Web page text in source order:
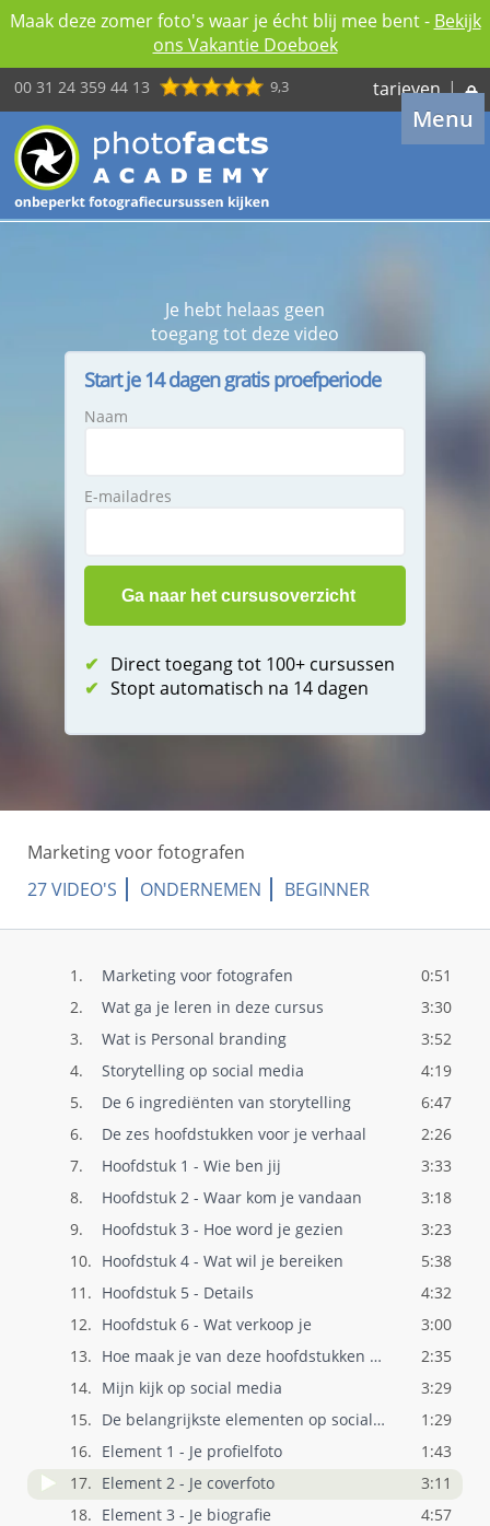
Maak deze zomer foto's waar je écht blij mee bent - Bekijk
ons Vakantie Doeboek
00 31 24 359 44 13 9,3 tarieven |
Menu
Je hebt helaas geen
toegang tot deze video
Start je 14 dagen gratis proefperiode
Naam
E-mailadres
✔ Direct toegang tot 100+ cursussen
✔ Stopt automatisch na 14 dagen
Marketing voor fotografen
27 VIDEO'S
ONDERNEMEN BEGINNER
1. Marketing voor fotografen
0:51
2.
Wat ga je leren in deze cursus
3:30
3.
Wat is Personal branding
3:52
4.
Storytelling op social media
4:19
5.
De 6 ingrediënten van storytelling
6:47
6.
De zes hoofdstukken voor je verhaal
2:26
7.
Hoofdstuk 1 - Wie ben jij
3:33
8.
Hoofdstuk 2 - Waar kom je vandaan
3:18
9.
Hoofdstuk 3 - Hoe word je gezien
3:23
10. Hoofdstuk 4 - Wat wil je bereiken
5:38
11. Hoofdstuk 5 - Details
4:32
12. Hoofdstuk 6 - Wat verkoop je
3:00
13.
Hoe maak je van deze hoofdstukken een st..
2:35
14. Mijn kijk op social media
3:29
15.
De belangrijkste elementen op social med..
1:29
16. Element 1 - Je profielfoto
1:43
17. Element 2 - Je coverfoto
3:11
18. Element 3 - Je biografie
4:57